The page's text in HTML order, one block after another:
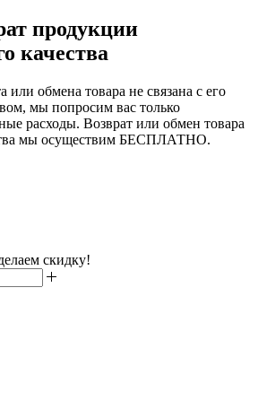
продукции
качества
или обмена товара не связана с его
мы попросим вас только
расходы. Возврат или обмен товара
мы осуществим БЕСПЛАТНО.
скидку!